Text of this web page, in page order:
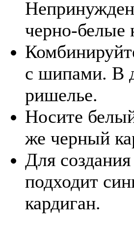
черно-белые
с шипами. В
ришелье.
Носите
же черный
Для
подходит
кардиган.